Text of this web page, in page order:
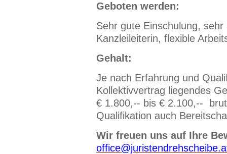
Geboten werden:
Sehr gute Einschulung,
Kanzleileiterin, flexible
Gehalt:
Je nach Erfahrung und
Kollektivvertrag liegendes
€ 1.800,-- bis € 2.100,--
Qualifikation auch
Wir freuen uns auf Ihre